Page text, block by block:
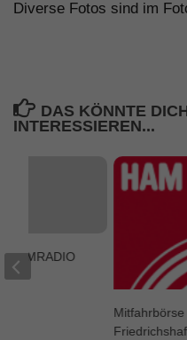
Diverse Fotos sind im
DAS KÖNNTE
INTERESSIEREN...
HAMRADIO